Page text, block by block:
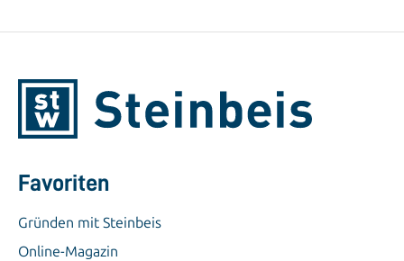
Favoriten
Gründen mit Steinbeis
Online-Magazin